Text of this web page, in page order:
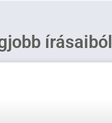
írásaiból